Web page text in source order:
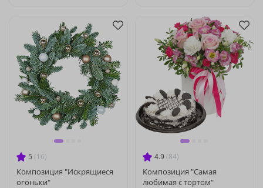
5 (16)
Композиция "Искрящиеся
огоньки"
4.9 (84)
Композиция "Самая
любимая с тортом"